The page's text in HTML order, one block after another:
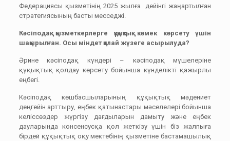
Федерациясы қызметінің 2025 жылға дейінгі жаңартылған
стратегиясының басты месседжі.
Кәсіподақ қызметкерлерге құқықтық көмек көрсету үшін
шақырылған. Осы міндет қалай жүзеге асырылуда?
Әрине кәсіподақ күндері – кәсіподақ мүшелеріне
құқықтық қолдау көрсету бойынша күнделікті қажырлы
еңбегі.
Кәсіподақ көшбасшыларының құқықтық мәдениет
деңгейін арттыру, еңбек қатынастары мәселелері бойынша
келіссөздер жүргізу дағдыларын дамыту және еңбек
дауларында консенсусқа қол жеткізу үшін біз жалпыға
бірдей құқықтық оқу мектебінің қызметіне бастамашылық